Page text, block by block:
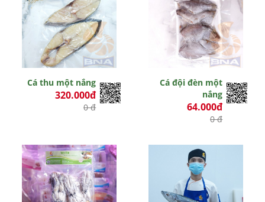
Cá thu một nắng
320.000đ
0 đ
Cá đội đèn một
nắng
64.000đ
0 đ